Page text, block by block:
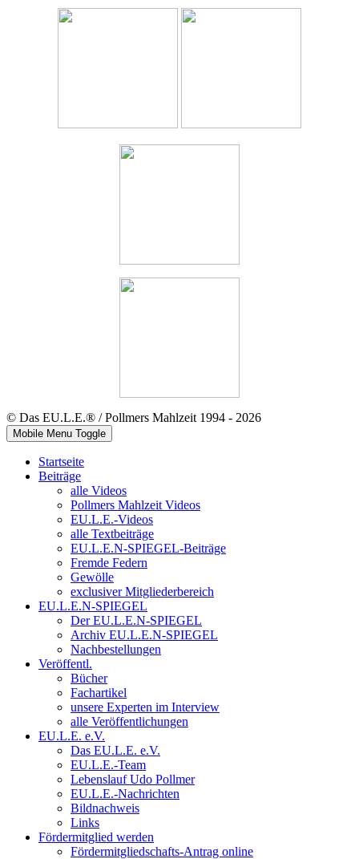
© Das EU.L.E.® / Pollmers Mahlzeit 1994 - 2026
Mobile Menu Toggle
Startseite
Beiträge
alle Videos
Pollmers Mahlzeit Videos
EU.L.E.-Videos
alle Textbeiträge
EU.L.E.N-SPIEGEL-Beiträge
Fremde Federn
Gewölle
exclusiver Mitgliederbereich
EU.L.E.N-SPIEGEL
Der EU.L.E.N-SPIEGEL
Archiv EU.L.E.N-SPIEGEL
Nachbestellungen
Veröffentl.
Bücher
Fachartikel
unsere Experten im Interview
alle Veröffentlichungen
EU.L.E. e.V.
Das EU.L.E. e.V.
EU.L.E.-Team
Lebenslauf Udo Pollmer
EU.L.E.-Nachrichten
Bildnachweis
Links
Fördermitglied werden
Fördermitgliedschafts-Antrag online